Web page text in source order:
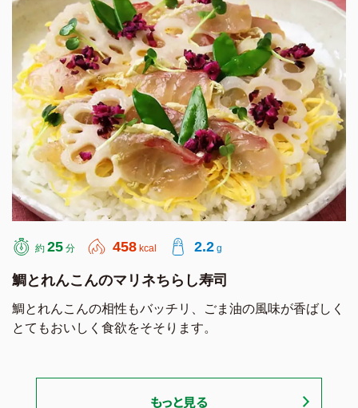
約 25 分 458 kcal 2.2 g
鯛とれんこんのマリネちらし寿司
鯛とれんこんの相性もバッチリ、ごま油の風味が香ばしく
とてもおいしく食欲をそそります。
もっと見る